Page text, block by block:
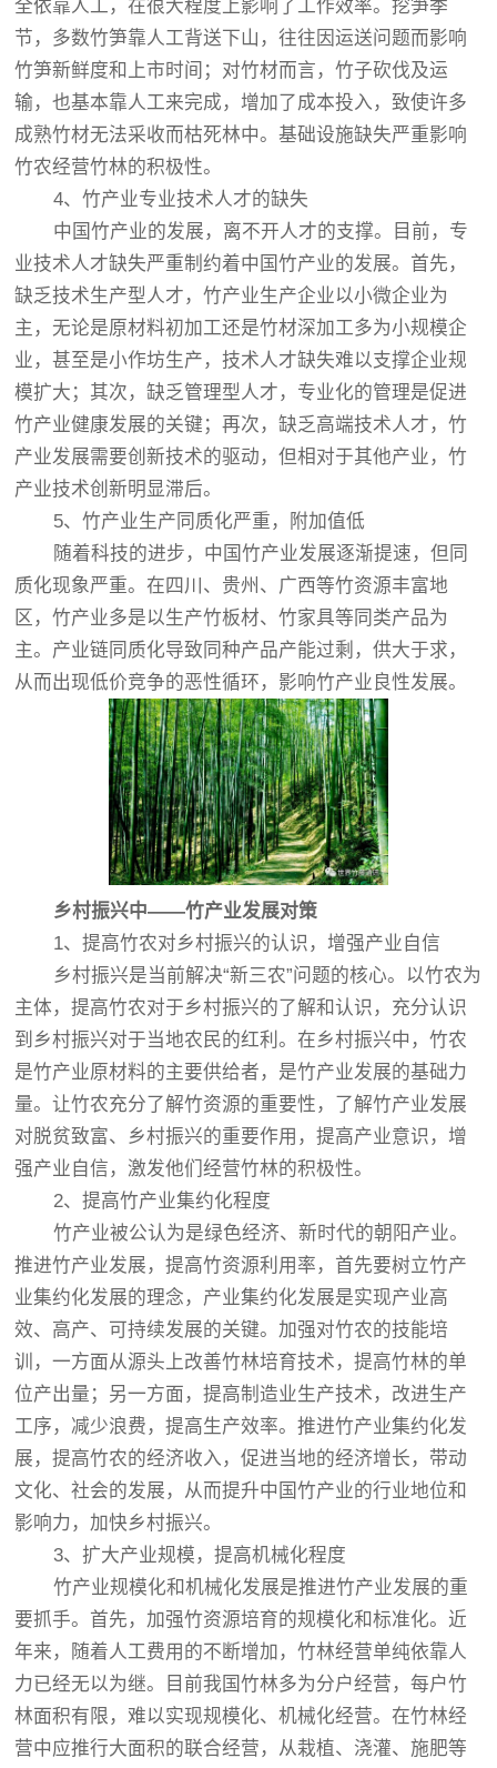
全依靠人工，在很大程度上影响了工作效率。挖笋季
节，多数竹笋靠人工背送下山，往往因运送问题而影响
竹笋新鲜度和上市时间；对竹材而言，竹子砍伐及运
输，也基本靠人工来完成，增加了成本投入，致使许多
成熟竹材无法采收而枯死林中。基础设施缺失严重影响
竹农经营竹林的积极性。
4、竹产业专业技术人才的缺失
中国竹产业的发展，离不开人才的支撑。目前，专
业技术人才缺失严重制约着中国竹产业的发展。首先，
缺乏技术生产型人才，竹产业生产企业以小微企业为
主，无论是原材料初加工还是竹材深加工多为小规模企
业，甚至是小作坊生产，技术人才缺失难以支撑企业规
模扩大；其次，缺乏管理型人才，专业化的管理是促进
竹产业健康发展的关键；再次，缺乏高端技术人才，竹
产业发展需要创新技术的驱动，但相对于其他产业，竹
产业技术创新明显滞后。
5、竹产业生产同质化严重，附加值低
随着科技的进步，中国竹产业发展逐渐提速，但同
质化现象严重。在四川、贵州、广西等竹资源丰富地
区，竹产业多是以生产竹板材、竹家具等同类产品为
主。产业链同质化导致同种产品产能过剩，供大于求，
从而出现低价竞争的恶性循环，影响竹产业良性发展。
乡村振兴中——竹产业发展对策
1、提高竹农对乡村振兴的认识，增强产业自信
乡村振兴是当前解决“新三农”问题的核心。以竹农为
主体，提高竹农对于乡村振兴的了解和认识，充分认识
到乡村振兴对于当地农民的红利。在乡村振兴中，竹农
是竹产业原材料的主要供给者，是竹产业发展的基础力
量。让竹农充分了解竹资源的重要性，了解竹产业发展
对脱贫致富、乡村振兴的重要作用，提高产业意识，增
强产业自信，激发他们经营竹林的积极性。
2、提高竹产业集约化程度
竹产业被公认为是绿色经济、新时代的朝阳产业。
推进竹产业发展，提高竹资源利用率，首先要树立竹产
业集约化发展的理念，产业集约化发展是实现产业高
效、高产、可持续发展的关键。加强对竹农的技能培
训，一方面从源头上改善竹林培育技术，提高竹林的单
位产出量；另一方面，提高制造业生产技术，改进生产
工序，减少浪费，提高生产效率。推进竹产业集约化发
展，提高竹农的经济收入，促进当地的经济增长，带动
文化、社会的发展，从而提升中国竹产业的行业地位和
影响力，加快乡村振兴。
3、扩大产业规模，提高机械化程度
竹产业规模化和机械化发展是推进竹产业发展的重
要抓手。首先，加强竹资源培育的规模化和标准化。近
年来，随着人工费用的不断增加，竹林经营单纯依靠人
力已经无以为继。目前我国竹林多为分户经营，每户竹
林面积有限，难以实现规模化、机械化经营。在竹林经
营中应推行大面积的联合经营，从栽植、浇灌、施肥等